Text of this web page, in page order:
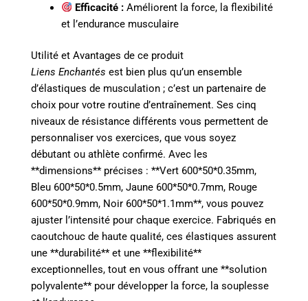
Efficacité : Améliorent la force, la flexibilité
et l’endurance musculaire
Utilité et Avantages de ce produit
Liens Enchantés est bien plus qu’un ensemble
d’élastiques de musculation ; c’est un partenaire de
choix pour votre routine d’entraînement. Ses cinq
niveaux de résistance différents vous permettent de
personnaliser vos exercices, que vous soyez
débutant ou athlète confirmé. Avec les
**dimensions** précises : **Vert 600*50*0.35mm,
Bleu 600*50*0.5mm, Jaune 600*50*0.7mm, Rouge
600*50*0.9mm, Noir 600*50*1.1mm**, vous pouvez
ajuster l’intensité pour chaque exercice. Fabriqués en
caoutchouc de haute qualité, ces élastiques assurent
une **durabilité** et une **flexibilité**
exceptionnelles, tout en vous offrant une **solution
polyvalente** pour développer la force, la souplesse